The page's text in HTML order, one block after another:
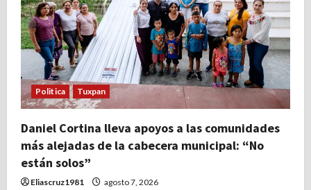
Politica Tuxpan
Daniel Cortina lleva apoyos a las comunidades
más alejadas de la cabecera municipal: “No
están solos”
Eliascruz1981 agosto 7, 2026